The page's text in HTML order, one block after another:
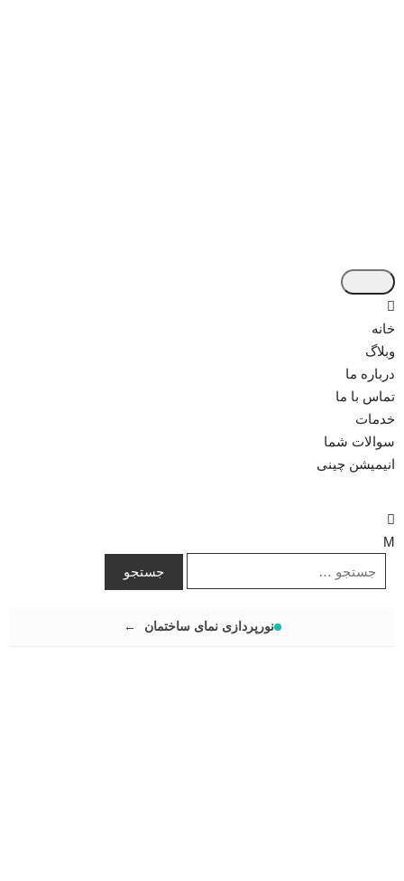
خانه
وبلاگ
درباره ما
تماس با ما
خدمات
سوالات شما
انیمیشن چینی
نورپردازی نمای ساختمان